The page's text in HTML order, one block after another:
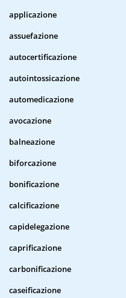
applicazione
assuefazione
autocertificazione
autointossicazione
automedicazione
avocazione
balneazione
biforcazione
bonificazione
calcificazione
capidelegazione
caprificazione
carbonificazione
caseificazione